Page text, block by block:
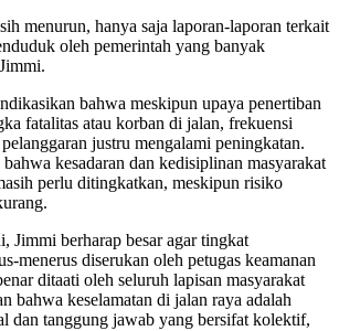
menurun, hanya saja laporan-laporan terkait
oleh pemerintah yang banyak
bahwa meskipun upaya penertiban
fatalitas atau korban di jalan, frekuensi
justru mengalami peningkatan.
kesadaran dan kedisiplinan masyarakat
perlu ditingkatkan, meskipun risiko
Jimmi berharap besar agar tingkat
menerus diserukan oleh petugas keamanan
ditaati oleh seluruh lapisan masyarakat
bahwa keselamatan di jalan raya adalah
dan tanggung jawab yang bersifat kolektif,